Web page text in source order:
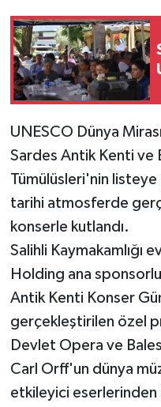
UNESCO Dünya
Sardes Antik Kenti ve
Tümülüsleri'nin listeye
tarihi atmosferde
konserle kutlandı.
Salihli Kaymakamlığı
Holding ana
Antik Kenti Konser
gerçekleştirilen özel
Devlet Opera ve
Carl Orff'un dünya
etkileyici eserlerinden